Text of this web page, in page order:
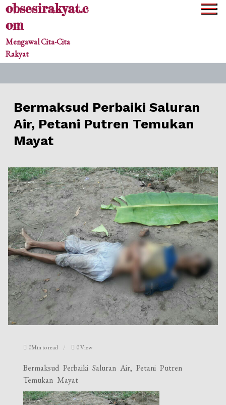
Skipobsesirakyat.c
om
Mengawal Cita-Cita
Rakyat
Bermaksud Perbaiki Saluran
Air, Petani Putren Temukan
Mayat
0Min to read 0 View
Bermaksud Perbaiki Saluran Air, Petani Putren
Temukan Mayat